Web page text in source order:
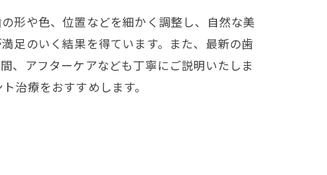
形や色、位置などを細かく調整し、自然な美
足のいく結果を得ています。また、最新の歯
、アフターケアなども丁寧にご説明いたしま
治療をおすすめします。